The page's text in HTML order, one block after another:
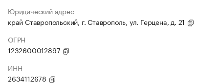
Юридический адрес
край Ставропольский, г. Ставрополь, ул. Герцена, д. 21
ОГРН
1232600012897
ИНН
2634112678